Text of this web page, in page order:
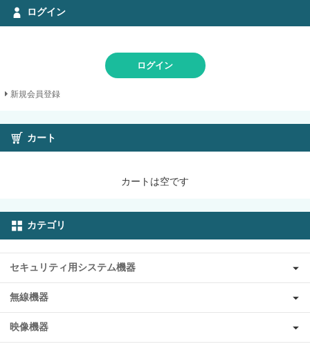
ログイン
ログイン
新規会員登録
カート
カートは空です
カテゴリ
セキュリティ用システム機器
無線機器
映像機器